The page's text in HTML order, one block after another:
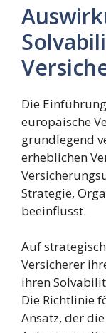
Die
europäische
grundlegend
erheblichen
Strategie,
beeinflusst.
Auf
Versicherer
ihren
Die Richtlinie
Ansatz, der